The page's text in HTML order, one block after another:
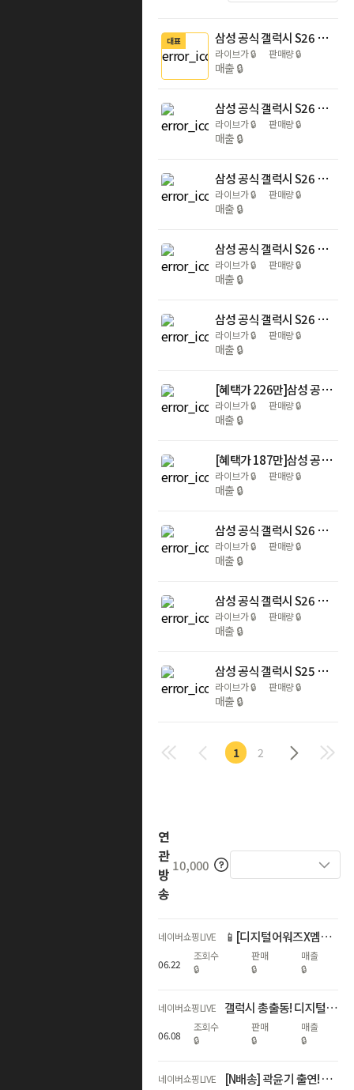
대표 삼성 공식 갤럭시 S26 256GB SM-S942N 자급제
라이브가🔒 판매량🔒
매출 🔒
삼성 공식 갤럭시 S26 울트라 256GB SM-S948N 자급제
라이브가🔒 판매량🔒
매출 🔒
삼성 공식 갤럭시 S26 플러스 512GB SM-S947N 자급제
라이브가🔒 판매량🔒
매출 🔒
삼성 공식 갤럭시 S26 플러스 256GB SM-S947N 자급제
라이브가🔒 판매량🔒
매출 🔒
삼성 공식 갤럭시 S26 울트라 1TB SM-S948N 자급제
라이브가🔒 판매량🔒
매출 🔒
[혜택가 226만]삼성 공식 갤럭시 Z 폴드7 1TB SM-F966N 자급제
라이브가🔒 판매량🔒
매출 🔒
[혜택가 187만]삼성 공식 갤럭시 Z 폴드7 512GB SM-F966N 자급제
라이브가🔒 판매량🔒
매출 🔒
삼성 공식 갤럭시 S26 512GB SM-S942N 자급제
라이브가🔒 판매량🔒
매출 🔒
삼성 공식 갤럭시 S26 울트라 512GB SM-S948N 자급제
라이브가🔒 판매량🔒
매출 🔒
삼성 공식 갤럭시 S25 FE 256GB SM-S731N 자급제
라이브가🔒 판매량🔒
매출 🔒
1 2
연
관
방
송
10,000
네이버쇼핑LIVE 📱[디지털어워즈X멤버십데이]갤럭시자급제 쇼마젠시 역대급 추가적립 라이브
06.22
조회수
🔒
판매
🔒
매출
🔒
네이버쇼핑LIVE 갤럭시 총출동! 디지털 온누리상품권 20%+라이브3%적립+구매인증💙
06.08
조회수
🔒
판매
🔒
매출
🔒
네이버쇼핑LIVE [N배송] 곽윤기 출연! S26 서클투서치🔎추가적립3%+N포인트추가증정